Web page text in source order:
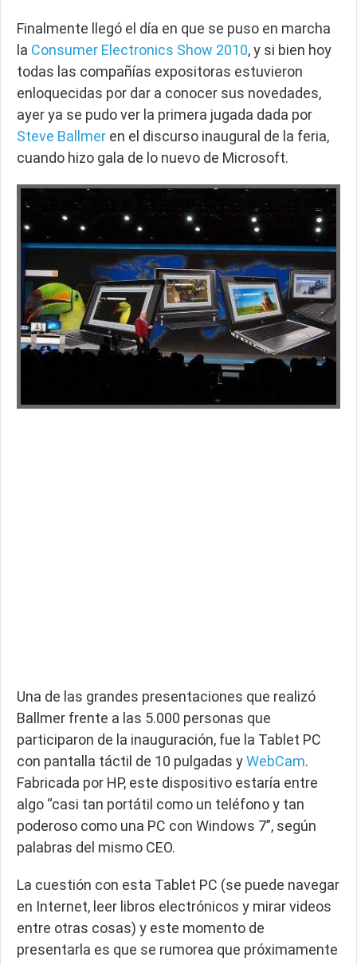
Finalmente llegó el día en que se puso en marcha
la Consumer Electronics Show 2010, y si bien hoy
todas las compañías expositoras estuvieron
enloquecidas por dar a conocer sus novedades,
ayer ya se pudo ver la primera jugada dada por
Steve Ballmer en el discurso inaugural de la feria,
cuando hizo gala de lo nuevo de Microsoft.
Una de las grandes presentaciones que realizó
Ballmer frente a las 5.000 personas que
participaron de la inauguración, fue la Tablet PC
con pantalla táctil de 10 pulgadas yWebCam.
Fabricada por HP, este dispositivo estaría entre
algo “casi tan portátil como un teléfono y tan
poderoso como una PC con Windows 7”, según
palabras del mismo CEO.
La cuestión con esta Tablet PC (se puede navegar
en Internet, leer libros electrónicos y mirar videos
entre otras cosas) y este momento de
presentarla es que se rumorea que próximamente